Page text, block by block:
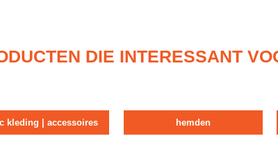
DIE INTERESSANT
kleding | accessoires hemden